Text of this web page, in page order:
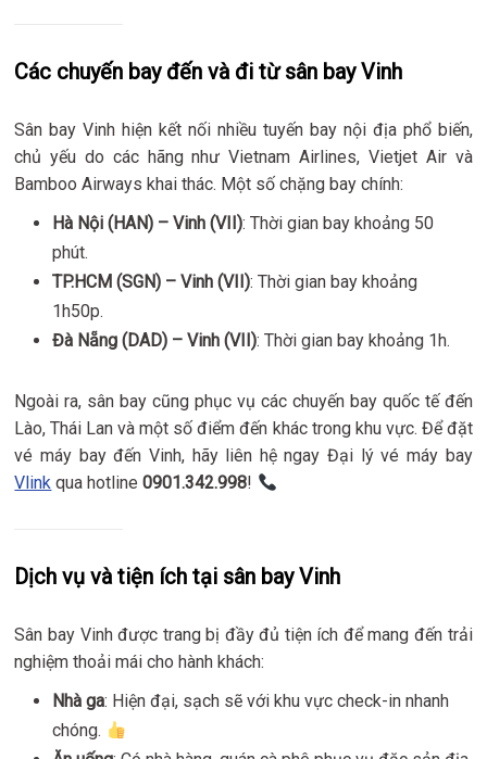
Các chuyến bay đến và đi từ sân bay Vinh
Sân bay Vinh hiện kết nối nhiều tuyến bay nội địa phổ biến,
chủ yếu do các hãng như Vietnam Airlines, Vietjet Air và
Bamboo Airways khai thác. Một số chặng bay chính:
Hà Nội (HAN) – Vinh (VII): Thời gian bay khoảng 50
phút.
TP.HCM (SGN) – Vinh (VII): Thời gian bay khoảng
1h50p.
Đà Nẵng (DAD) – Vinh (VII): Thời gian bay khoảng 1h.
Ngoài ra, sân bay cũng phục vụ các chuyến bay quốc tế đến
Lào, Thái Lan và một số điểm đến khác trong khu vực. Để đặt
vé máy bay đến Vinh, hãy liên hệ ngay Đại lý vé máy bay
Vlink qua hotline0901.342.998!
Dịch vụ và tiện ích tại sân bay Vinh
Sân bay Vinh được trang bị đầy đủ tiện ích để mang đến trải
nghiệm thoải mái cho hành khách:
Nhà ga: Hiện đại, sạch sẽ với khu vực check-in nhanh
chóng.